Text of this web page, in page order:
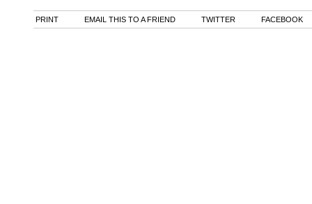
PRINT EMAIL THIS TO A FRIEND TWITTER FACEBOOK